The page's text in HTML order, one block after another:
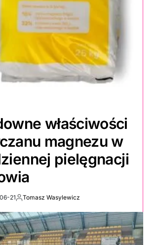
właściwości
magnezu w
pielęgnacji
21By:Tomasz Wasylewicz